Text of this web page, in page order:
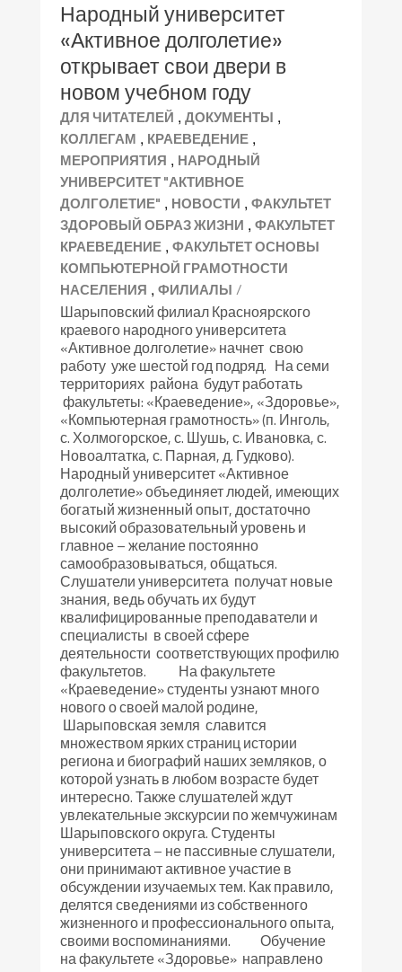
Народный университет
«Активное долголетие»
открывает свои двери в
новом учебном году
ДЛЯ ЧИТАТЕЛЕЙ ,ДОКУМЕНТЫ ,
КОЛЛЕГАМ , КРАЕВЕДЕНИЕ ,
МЕРОПРИЯТИЯ , НАРОДНЫЙ
УНИВЕРСИТЕТ "АКТИВНОЕ
ДОЛГОЛЕТИЕ" , НОВОСТИ ,ФАКУЛЬТЕТ
ЗДОРОВЫЙ ОБРАЗ ЖИЗНИ ,ФАКУЛЬТЕТ
КРАЕВЕДЕНИЕ ,ФАКУЛЬТЕТ ОСНОВЫ
КОМПЬЮТЕРНОЙ ГРАМОТНОСТИ
НАСЕЛЕНИЯ ,ФИЛИАЛЫ /
Шарыповский филиал Красноярского
краевого народного университета
«Активное долголетие» начнет свою
работу уже шестой год подряд. На семи
территориях района будут работать
факультеты: «Краеведение», «Здоровье»,
«Компьютерная грамотность» (п. Инголь,
с. Холмогорское, с. Шушь, с. Ивановка, с.
Новоалтатка, с. Парная, д. Гудково).
Народный университет «Активное
долголетие» объединяет людей, имеющих
богатый жизненный опыт, достаточно
высокий образовательный уровень и
главное – желание постоянно
самообразовываться, общаться.
Слушатели университета получат новые
знания, ведь обучать их будут
квалифицированные преподаватели и
специалисты в своей сфере
деятельности соответствующих профилю
факультетов. На факультете
«Краеведение» студенты узнают много
нового о своей малой родине,
Шарыповская земля славится
множеством ярких страниц истории
региона и биографий наших земляков, о
которой узнать в любом возрасте будет
интересно. Также слушателей ждут
увлекательные экскурсии по жемчужинам
Шарыповского округа. Студенты
университета – не пассивные слушатели,
они принимают активное участие в
обсуждении изучаемых тем. Как правило,
делятся сведениями из собственного
жизненного и профессионального опыта,
своими воспоминаниями. Обучение
на факультете «Здоровье» направлено